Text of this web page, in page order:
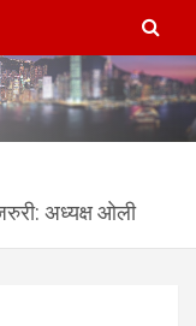
अध्यक्ष ओली